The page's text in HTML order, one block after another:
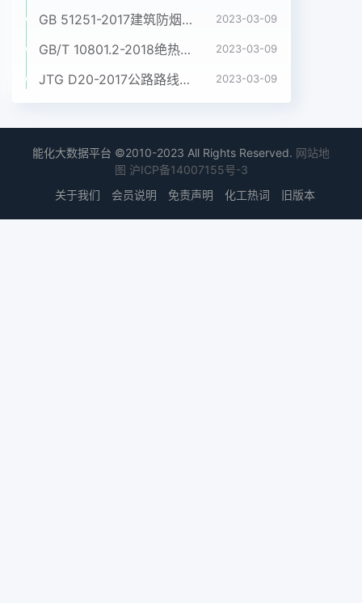
GB 51251-2017建筑防烟排烟系统技术标准 2023-03-09
GB/T 10801.2-2018绝热用挤塑聚苯乙烯泡沫塑料(XPS) 2023-03-09
JTG D20-2017公路路线设计规范 2023-03-09
能化大数据平台 ©2010-2023 All Rights Reserved. 网站地
图 沪ICP备14007155号-3
关于我们
会员说明 免责声明 化工热词 旧版本